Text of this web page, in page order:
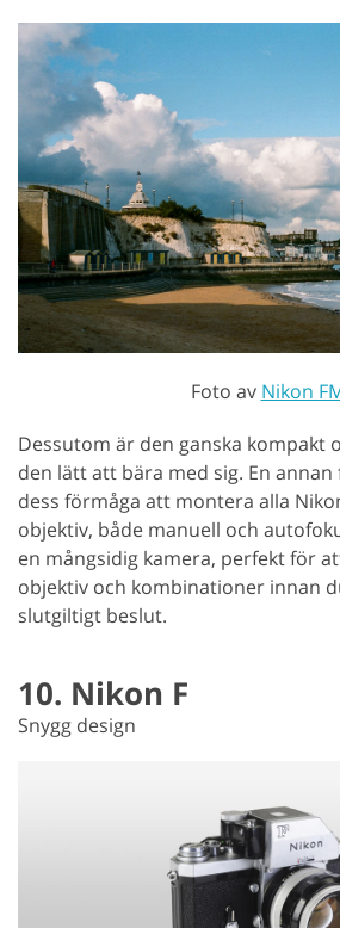
Foto av Nikon
Dessutom är den ganska kompakt
den lätt att bära med sig. En
dess förmåga att montera alla
objektiv, både manuell och
en mångsidig kamera, perfekt för
objektiv och kombinationer innan
slutgiltigt beslut.
10. Nikon F
Snygg design